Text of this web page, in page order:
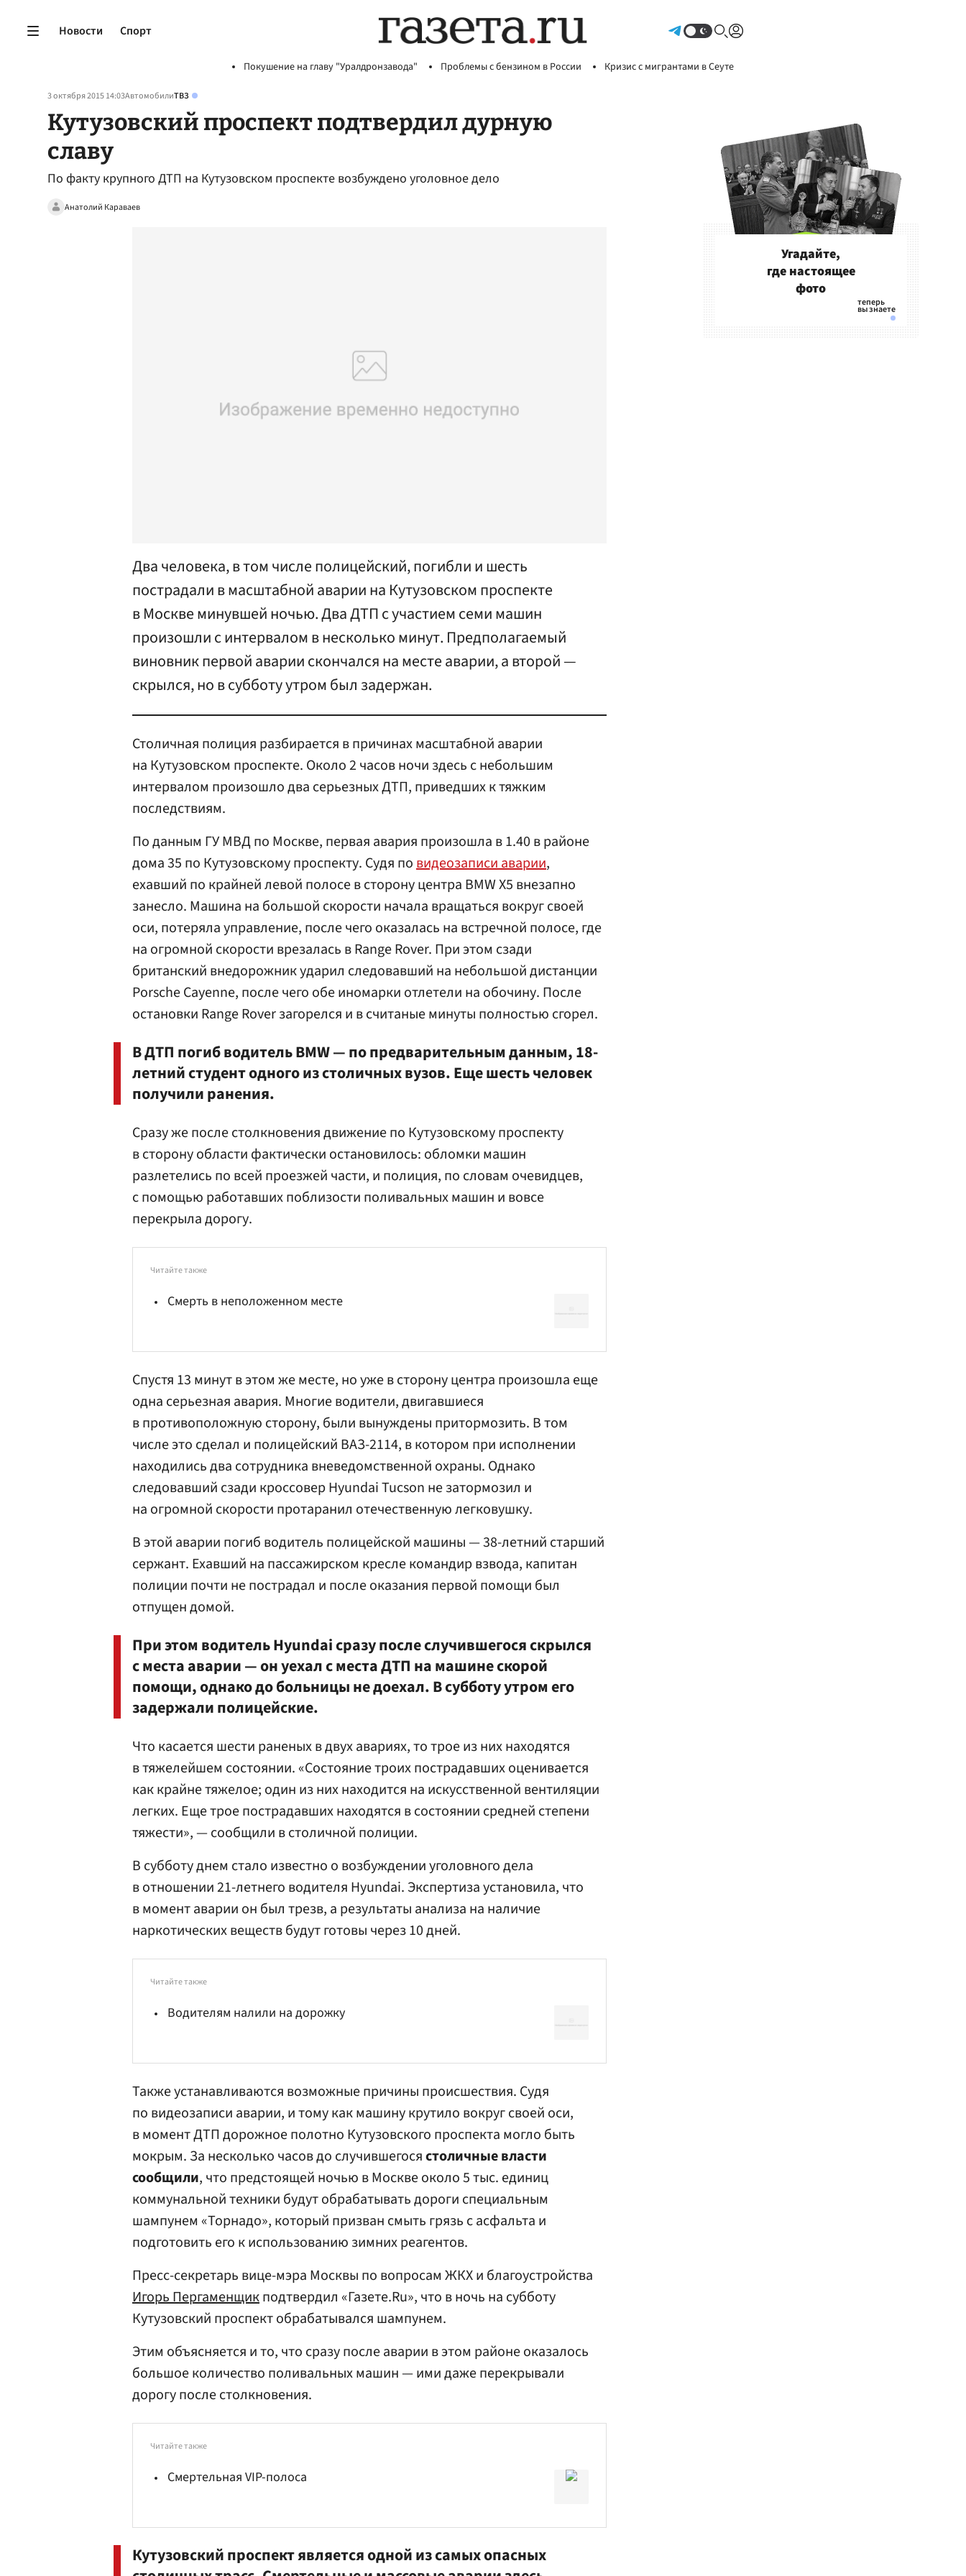
Новости Спорт
Покушение на главу "Уралдронзавода" Проблемы с бензином в России Кризис с мигрантами в Сеуте
3 октября 2015 14:03АвтомобилиТВЗ
Кутузовский проспект подтвердил дурную
славу
По факту крупного ДТП на Кутузовском проспекте возбуждено уголовное дело
Анатолий Караваев
Два человека, в том числе полицейский, погибли и шесть
пострадали в масштабной аварии на Кутузовском проспекте
в Москве минувшей ночью. Два ДТП с участием семи машин
произошли с интервалом в несколько минут. Предполагаемый
виновник первой аварии скончался на месте аварии, а второй —
скрылся, но в субботу утром был задержан.
Столичная полиция разбирается в причинах масштабной аварии
на Кутузовском проспекте. Около 2 часов ночи здесь с небольшим
интервалом произошло два серьезных ДТП, приведших к тяжким
последствиям.
По данным ГУ МВД по Москве, первая авария произошла в 1.40 в районе
дома 35 по Кутузовскому проспекту. Судя повидеозаписи аварии,
ехавший по крайней левой полосе в сторону центра BMW X5 внезапно
занесло. Машина на большой скорости начала вращаться вокруг своей
оси, потеряла управление, после чего оказалась на встречной полосе, где
на огромной скорости врезалась в Range Rover. При этом сзади
британский внедорожник ударил следовавший на небольшой дистанции
Porsche Cayenne, после чего обе иномарки отлетели на обочину. После
остановки Range Rover загорелся и в считаные минуты полностью сгорел.
В ДТП погиб водитель BMW — по предварительным данным, 18-
летний студент одного из столичных вузов. Еще шесть человек
получили ранения.
Сразу же после столкновения движение по Кутузовскому проспекту
в сторону области фактически остановилось: обломки машин
разлетелись по всей проезжей части, и полиция, по словам очевидцев,
с помощью работавших поблизости поливальных машин и вовсе
перекрыла дорогу.
Читайте также
Смерть в неположенном месте
Спустя 13 минут в этом же месте, но уже в сторону центра произошла еще
одна серьезная авария. Многие водители, двигавшиеся
в противоположную сторону, были вынуждены притормозить. В том
числе это сделал и полицейский ВАЗ-2114, в котором при исполнении
находились два сотрудника вневедомственной охраны. Однако
следовавший сзади кроссовер Hyundai Tucson не затормозил и
на огромной скорости протаранил отечественную легковушку.
В этой аварии погиб водитель полицейской машины — 38-летний старший
сержант. Ехавший на пассажирском кресле командир взвода, капитан
полиции почти не пострадал и после оказания первой помощи был
отпущен домой.
При этом водитель Hyundai сразу после случившегося скрылся
с места аварии — он уехал с места ДТП на машине скорой
помощи, однако до больницы не доехал. В субботу утром его
задержали полицейские.
Что касается шести раненых в двух авариях, то трое из них находятся
в тяжелейшем состоянии. «Состояние троих пострадавших оценивается
как крайне тяжелое; один из них находится на искусственной вентиляции
легких. Еще трое пострадавших находятся в состоянии средней степени
тяжести», — сообщили в столичной полиции.
В субботу днем стало известно о возбуждении уголовного дела
в отношении 21-летнего водителя Hyundai. Экспертиза установила, что
в момент аварии он был трезв, а результаты анализа на наличие
наркотических веществ будут готовы через 10 дней.
Читайте также
Водителям налили на дорожку
Также устанавливаются возможные причины происшествия. Судя
по видеозаписи аварии, и тому как машину крутило вокруг своей оси,
в момент ДТП дорожное полотно Кутузовского проспекта могло быть
мокрым. За несколько часов до случившегосястоличные власти
сообщили, что предстоящей ночью в Москве около 5 тыс. единиц
коммунальной техники будут обрабатывать дороги специальным
шампунем «Торнадо», который призван смыть грязь с асфальта и
подготовить его к использованию зимних реагентов.
Пресс-секретарь вице-мэра Москвы по вопросам ЖКХ и благоустройства
Игорь Пергаменщикподтвердил «Газете.Ru», что в ночь на субботу
Кутузовский проспект обрабатывался шампунем.
Этим объясняется и то, что сразу после аварии в этом районе оказалось
большое количество поливальных машин — ими даже перекрывали
дорогу после столкновения.
Читайте также
Смертельная VIP-полоса
Кутузовский проспект является одной из самых опасных
Угадайте,
где настоящее
фото